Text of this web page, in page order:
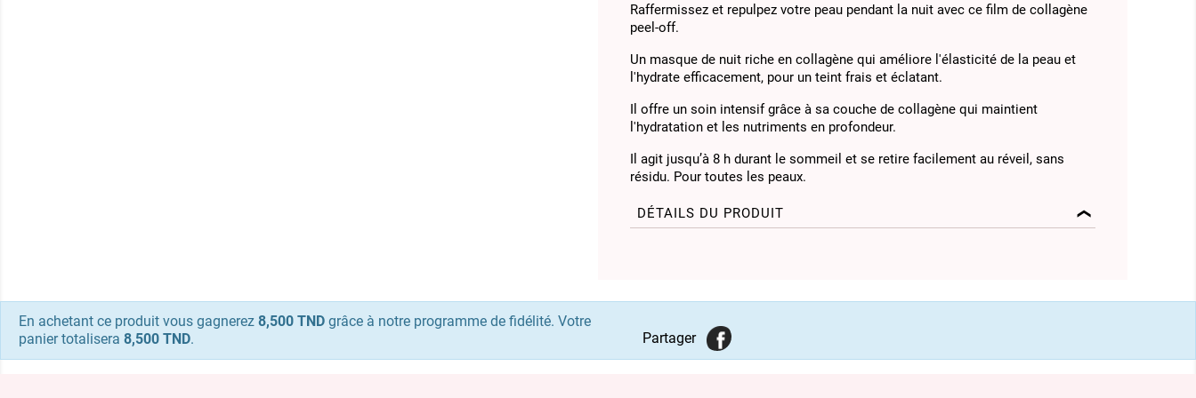
Raffermissez et repulpez votre peau pendant la nuit avec ce film de collagène
peel-off.
Un masque de nuit riche en collagène qui améliore l'élasticité de la peau et
l'hydrate efficacement, pour un teint frais et éclatant.
Il offre un soin intensif grâce à sa couche de collagène qui maintient
l'hydratation et les nutriments en profondeur.
Il agit jusqu’à 8 h durant le sommeil et se retire facilement au réveil, sans
résidu. Pour toutes les peaux.
DÉTAILS DU PRODUIT
Partager
En achetant ce produit vous gagnerez 8,500 TND grâce à notre programme de fidélité. Votre
panier totalisera 8,500 TND.